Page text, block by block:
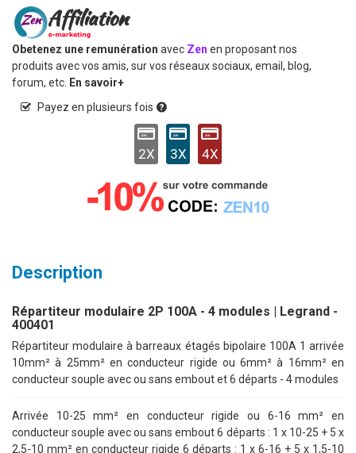
Obetenez une remunération avec Zen en proposant nos
produits avec vos amis, sur vos réseaux sociaux, email, blog,
forum, etc. En savoir+
Payez en plusieurs fois
2X 3X 4X
Description
Répartiteur modulaire 2P 100A - 4 modules | Legrand -
400401
Répartiteur modulaire à barreaux étagés bipolaire 100A 1 arrivée
10mm² à 25mm² en conducteur rigide ou 6mm² à 16mm² en
conducteur souple avec ou sans embout et 6 départs - 4 modules
Arrivée 10-25 mm² en conducteur rigide ou 6-16 mm² en
conducteur souple avec ou sans embout 6 départs : 1 x 10-25 + 5 x
2,5-10 mm² en conducteur rigide 6 départs : 1 x 6-16 + 5 x 1,5-10